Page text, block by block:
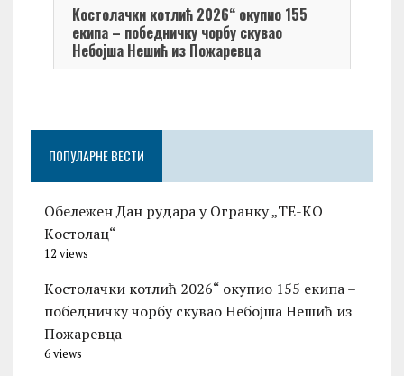
Kостолачки котлић 2026“ окупио 155
екипа – победничку чорбу скувао
Небојша Нешић из Пожаревца
ПОПУЛАРНЕ ВЕСТИ
Обележен Дан рудара у Огранку „ТЕ-KО
Kостолац“
12 views
Kостолачки котлић 2026“ окупио 155 екипа –
победничку чорбу скувао Небојша Нешић из
Пожаревца
6 views